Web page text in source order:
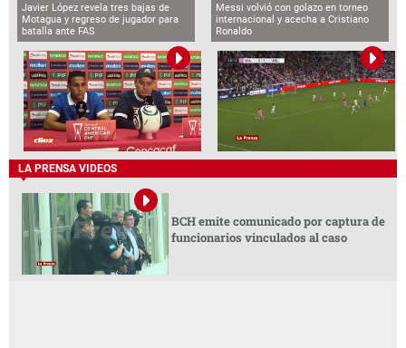
Javier López revela tres bajas de
Motagua y regreso de jugador para
batalla ante FAS
Messi volvió con golazo en torneo
internacional y acecha a Cristiano
Ronaldo
LA PRENSA VIDEOS
BCH emite comunicado por captura de
funcionarios vinculados al caso